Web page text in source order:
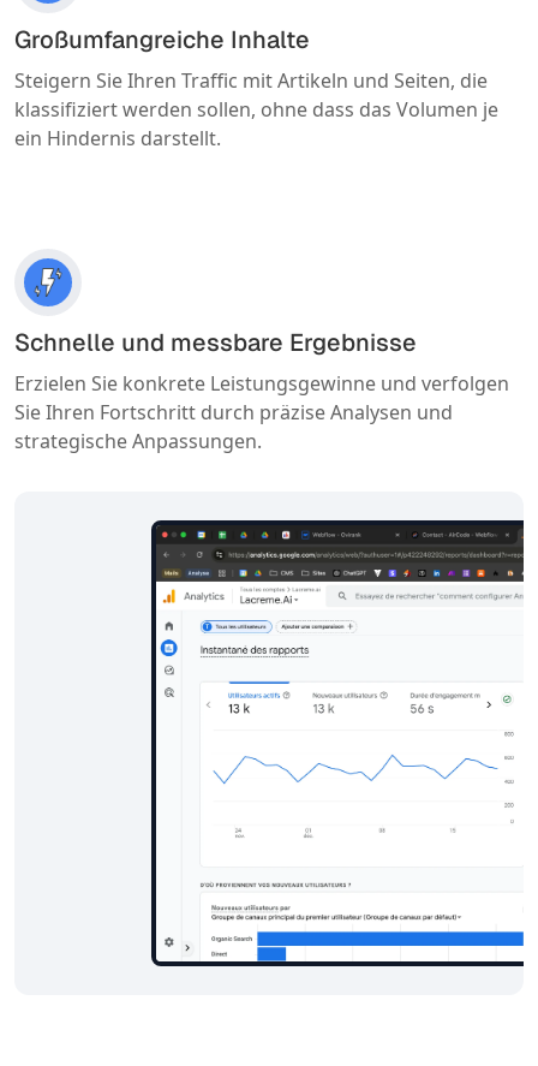
Großumfangreiche Inhalte
Steigern Sie Ihren Traffic mit Artikeln und Seiten, die
klassifiziert werden sollen, ohne dass das Volumen je
ein Hindernis darstellt.
Schnelle und messbare Ergebnisse
Erzielen Sie konkrete Leistungsgewinne und verfolgen
Sie Ihren Fortschritt durch präzise Analysen und
strategische Anpassungen.